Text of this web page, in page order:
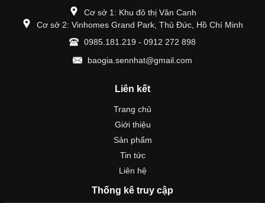
Cơ sở 1: Khu đô thị Vân Canh
Cơ sở 2: Vinhomes Grand Park, Thủ Đức, Hồ Chí Minh
0985.181.219 - 0912 272 898
baogia.sennhat@gmail.com
Liên kết
Trang chủ
Giới thiệu
Sản phẩm
Tin tức
Liên hệ
Thống kê truy cập